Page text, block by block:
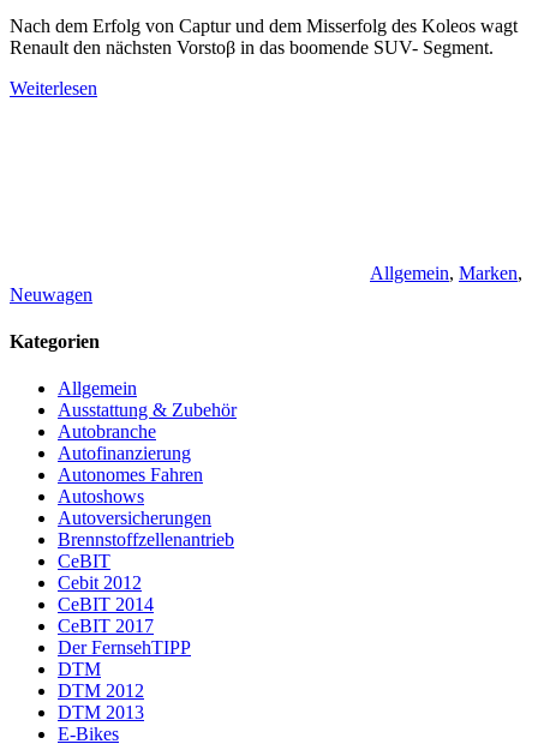
Nach dem Erfolg von Captur und dem Misserfolg des Koleos wagt
Renault den nächsten Vorstoβ in das boomende SUV- Segment.
Weiterlesen
Allgemein, Marken,
Neuwagen
Kategorien
Allgemein
Ausstattung & Zubehör
Autobranche
Autofinanzierung
Autonomes Fahren
Autoshows
Autoversicherungen
Brennstoffzellenantrieb
CeBIT
Cebit 2012
CeBIT 2014
CeBIT 2017
Der FernsehTIPP
DTM
DTM 2012
DTM 2013
E-Bikes